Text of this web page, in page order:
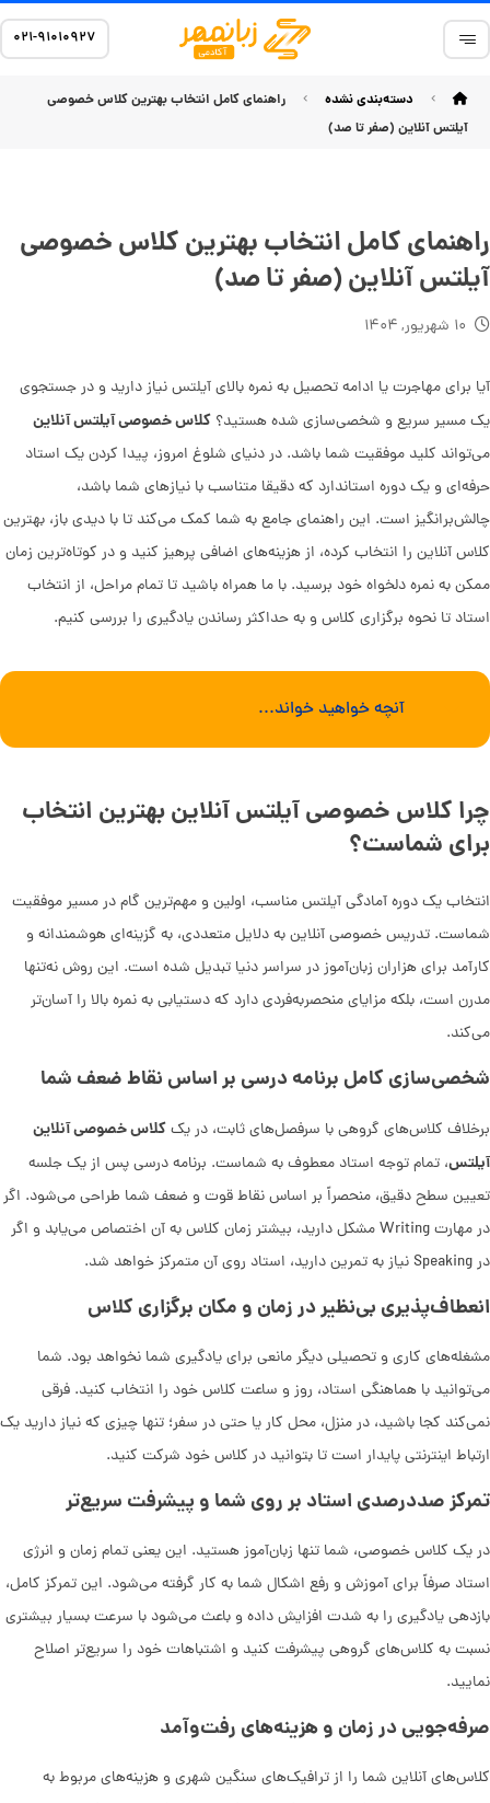
۰۲۱-۹۱۰۱۰۹۲۷
دسته‌بندی نشده
راهنمای کامل انتخاب بهترین کلاس خصوصی
آیلتس آنلاین (صفر تا صد)
راهنمای کامل انتخاب بهترین کلاس خصوصی
آیلتس آنلاین (صفر تا صد)
۱۰ شهریور, ۱۴۰۴
آیا برای مهاجرت یا ادامه تحصیل به نمره بالای آیلتس نیاز دارید و در جستجوی
یک مسیر سریع و شخصی‌سازی شده هستید؟ کلاس خصوصی آیلتس آنلاین
می‌تواند کلید موفقیت شما باشد. در دنیای شلوغ امروز، پیدا کردن یک استاد
حرفه‌ای و یک دوره استاندارد که دقیقا متناسب با نیازهای شما باشد،
چالش‌برانگیز است. این راهنمای جامع به شما کمک می‌کند تا با دیدی باز، بهترین
کلاس آنلاین را انتخاب کرده، از هزینه‌های اضافی پرهیز کنید و در کوتاه‌ترین زمان
ممکن به نمره دلخواه خود برسید. با ما همراه باشید تا تمام مراحل، از انتخاب
استاد تا نحوه برگزاری کلاس و به حداکثر رساندن یادگیری را بررسی کنیم.
آنچه خواهید خواند...
چرا کلاس خصوصی آیلتس آنلاین بهترین انتخاب
برای شماست؟
انتخاب یک دوره آمادگی آیلتس مناسب، اولین و مهم‌ترین گام در مسیر موفقیت
شماست. تدریس خصوصی آنلاین به دلایل متعددی، به گزینه‌ای هوشمندانه و
کارآمد برای هزاران زبان‌آموز در سراسر دنیا تبدیل شده است. این روش نه‌تنها
مدرن است، بلکه مزایای منحصربه‌فردی دارد که دستیابی به نمره بالا را آسان‌تر
می‌کند.
شخصی‌سازی کامل برنامه درسی بر اساس نقاط ضعف شما
برخلاف کلاس‌های گروهی با سرفصل‌های ثابت، در یککلاس خصوصی آنلاین
آیلتس، تمام توجه استاد معطوف به شماست. برنامه درسی پس از یک جلسه
تعیین سطح دقیق، منحصراً بر اساس نقاط قوت و ضعف شما طراحی می‌شود. اگر
در مهارت Writing مشکل دارید، بیشتر زمان کلاس به آن اختصاص می‌یابد و اگر
در Speaking نیاز به تمرین دارید، استاد روی آن متمرکز خواهد شد.
انعطاف‌پذیری بی‌نظیر در زمان و مکان برگزاری کلاس
مشغله‌های کاری و تحصیلی دیگر مانعی برای یادگیری شما نخواهد بود. شما
می‌توانید با هماهنگی استاد، روز و ساعت کلاس خود را انتخاب کنید. فرقی
نمی‌کند کجا باشید، در منزل، محل کار یا حتی در سفر؛ تنها چیزی که نیاز دارید یک
ارتباط اینترنتی پایدار است تا بتوانید در کلاس خود شرکت کنید.
تمرکز صددرصدی استاد بر روی شما و پیشرفت سریع‌تر
در یک کلاس خصوصی، شما تنها زبان‌آموز هستید. این یعنی تمام زمان و انرژی
استاد صرفاً برای آموزش و رفع اشکال شما به کار گرفته می‌شود. این تمرکز کامل،
بازدهی یادگیری را به شدت افزایش داده و باعث می‌شود با سرعت بسیار بیشتری
نسبت به کلاس‌های گروهی پیشرفت کنید و اشتباهات خود را سریع‌تر اصلاح
نمایید.
صرفه‌جویی در زمان و هزینه‌های رفت‌وآمد
کلاس‌های آنلاین شما را از ترافیک‌های سنگین شهری و هزینه‌های مربوط به